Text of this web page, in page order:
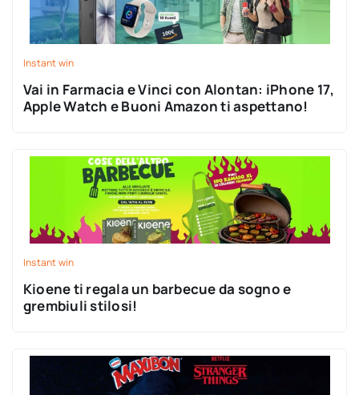
Instant win
Vai in Farmacia e Vinci con Alontan: iPhone 17,
Apple Watch e Buoni Amazon ti aspettano!
Instant win
Kioene ti regala un barbecue da sogno e
grembiuli stilosi!